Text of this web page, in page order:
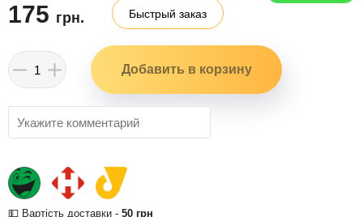
175 грн. Быстрый заказ
💵 Вартість доставки - 50 грн